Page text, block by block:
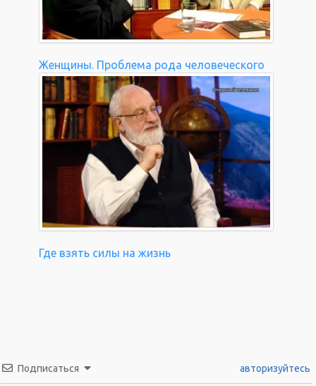
Женщины. Проблема рода человеческого
Где взять силы на жизнь
Подписаться авторизуйтесь